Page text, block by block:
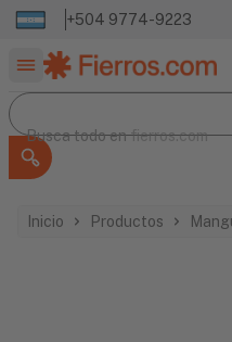
+504 9774-9223
Buscar productos
Busca todo en
Busca todo enfierros.com
Inicio Productos